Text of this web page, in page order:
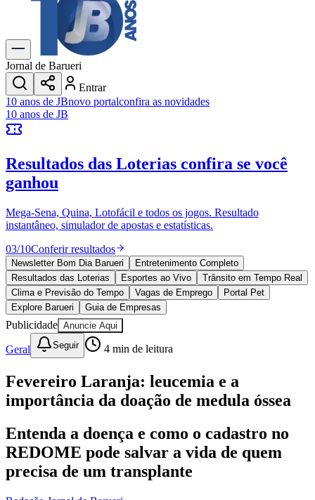
Últimas Notícias
Previsão do Tempo
Trânsito e Rotas
Dia a Dia & Lazer
Transportes
Gastronomia
Cinema & Shows
JogosNovo
Anuncie no Portal
Cadastrar Empresa
Divulgar Vagas
Política
Esportes
Saúde
Segurança
Cultura
Meio Ambiente
Obras
Educação
Bairros de Barueri
Selecione sua regiãoPara notícias da sua região
Jubran
Belval Bethaville
VistaCalifórniaCarapicuíbaCentroChácaras MarcoCidades da
RegiãoCotiaCruz PretaEngenho NovoFazenda
Itapevi Jandira Jardim Audir Jardim Belval
CalifórniaJardim dos AltosJardim dos Camargos
Jornal de Barueri
Entrar
10 anos de JBnovo portalconfira as novidades
10 anos de JB
Resultados das Loterias confira se você
ganhou
Mega-Sena, Quina, Lotofácil e todos os jogos. Resultado
instantâneo, simulador de apostas e estatísticas.
03/10Conferir resultados
Newsletter Bom Dia Barueri
Entretenimento Completo
Resultados das Loterias
Esportes ao Vivo
Trânsito em Tempo Real
Clima e Previsão do Tempo
Vagas de Emprego
Portal Pet
Explore Barueri
Guia de Empresas
Publicidade Anuncie Aqui
Geral Seguir 4 min de leitura
Fevereiro Laranja: leucemia e a
importância da doação de medula óssea
Entenda a doença e como o cadastro no
REDOME pode salvar a vida de quem
precisa de um transplante